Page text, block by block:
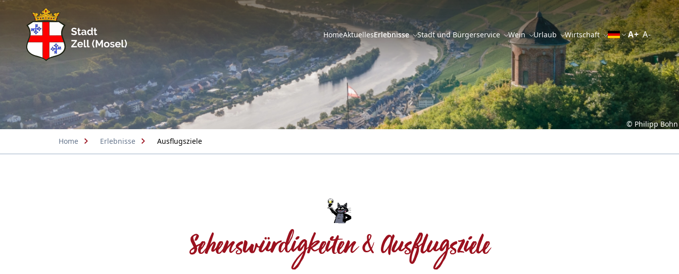
HomeAktuellesErlebnisse Stadt und Bürgerservice Wein Urlaub Wirtschaft A+ A-
© Philipp Bohn
Home
Erlebnisse Ausflugsziele
Sehenswürdigkeiten & Ausflugsziele